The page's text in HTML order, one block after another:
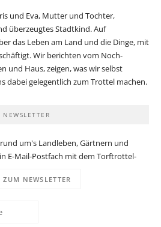
und Eva, Mutter und Tochter,
überzeugtes Stadtkind. Auf
das Leben am Land und die Dinge, mit
Wir berichten vom Noch-
und Haus, zeigen, was wir selbst
dabei gelegentlich zum Trottel machen.
NEWSLETTER
um's Landleben, Gärtnern und
E-Mail-Postfach mit dem Torftrottel-
NEWSLETTER